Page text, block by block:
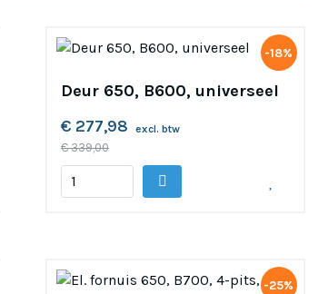
-18%
Deur 650, B600, universeel
€ 277,98
excl. btw
€ 339,00
-25%